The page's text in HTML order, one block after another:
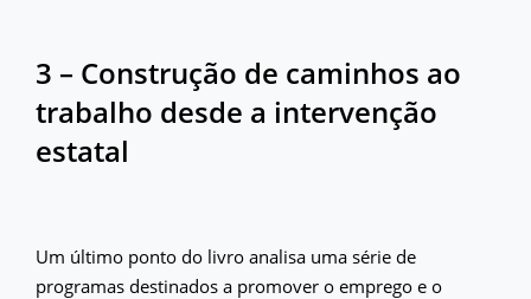
3 – Construção de caminhos ao
trabalho desde a intervenção
estatal
Um último ponto do livro analisa uma série de
programas destinados a promover o emprego e o